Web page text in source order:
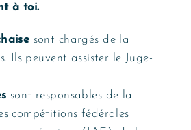
à toi.
sont chargés de la
Ils peuvent assister le Juge-
sont responsables de la
compétitions fédérales